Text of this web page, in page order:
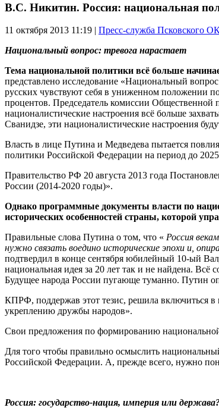
В.С. Никитин. Россия: национальная
11 октября 2013 11:19 | Пресс-служба Псковского
Национальный вопрос: тревога нарастает
Тема национальной политики всё больше
представлено исследование «Национальный
русских чувствуют себя в униженном положении
процентов. Председатель комиссии
националистические настроения всё больше
Сванидзе, эти националистические настроения
Власть в лице Путина и Медведева пытается
политики Российской Федерации на период до 2025
Правительство РФ 20 августа 2013 года
России (2014-2020 годы)».
Однако программные документы власти по
исторических особенностей страны, которой
Правильные слова Путина о том, что « Россия
нужно связать воедино исторические эпохи и,
подтвердил в конце сентября юбилейный 10-ый
национальная идея за 20 лет так и не найдена. Всё
Будущее народа России пугающе туманно. Путин
КПРФ, поддержав этот тезис, решила включиться
укреплению дружбы народов».
Свои предложения по формированию
Для того чтобы правильно осмыслить
Российской Федерации. А, прежде всего, нужно
Россия: государство-нация, империя или